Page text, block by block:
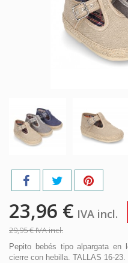
23,96 € IVA incl.
29,95 €IVA incl.
Pepito bebés tipo alpargata
cierre con hebilla. TALLAS 16-23.